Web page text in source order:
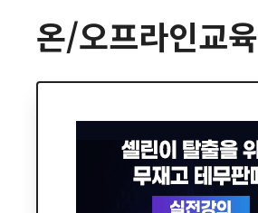
온/오프라인교육